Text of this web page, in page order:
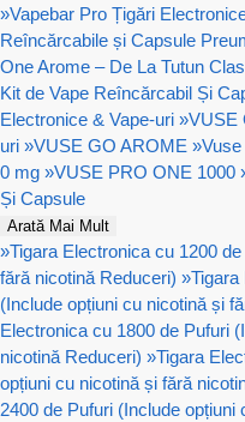
»Vapebar Pro Țigări
Reîncărcabile și Capsule
One Arome – De La Tutun
Kit de Vape Reîncărcabil Și
Electronice & Vape-uri »VUSE
uri »VUSE GO AROME »
0 mg »VUSE PRO ONE 1000
Și Capsule
Arată Mai Mult
»Tigara Electronica cu 1200
fără nicotină Reduceri) »Tigara
(Include opțiuni cu nicotină și
Electronica cu 1800 de Pufuri
nicotină Reduceri) »Tigara
opțiuni cu nicotină și fără
2400 de Pufuri (Include